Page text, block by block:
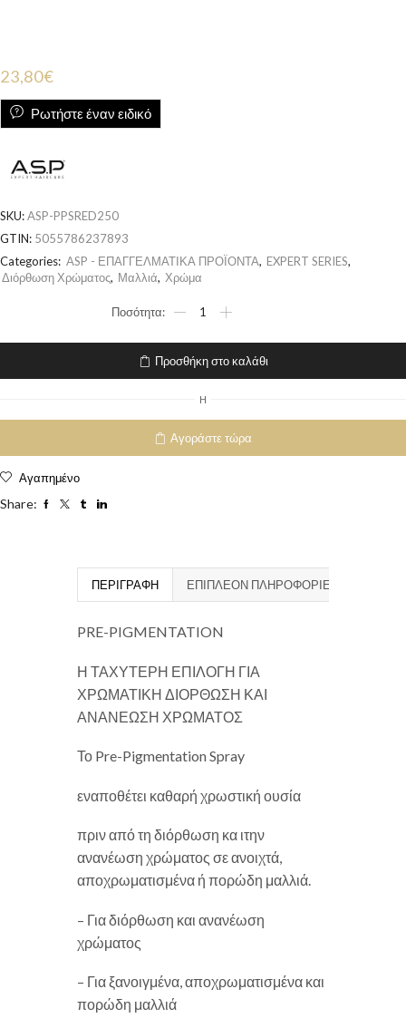
23,80€
Ρωτήστε έναν ειδικό
SKU:ASP-PPSRED250
GTIN: 5055786237893
Categories: ASP - ΕΠΑΓΓΕΛΜΑΤΙΚΑ ΠΡΟΪΟΝΤΑ, EXPERT SERIES,
Διόρθωση Χρώματος, Μαλλιά, Χρώμα
Προσθήκη στο καλάθι
H
Αγοράστε τώρα
Αγαπημένο
Share:
ΠΕΡΙΓΡΑΦΉ ΕΠΙΠΛΈΟΝ ΠΛΗΡΟΦΟΡΊΕΣ
PRE-PIGMENTATION
Η ΤΑΧΥΤΕΡΗ ΕΠΙΛΟΓΗ ΓΙΑ
ΧΡΩΜΑΤΙΚΗ ΔΙΟΡΘΩΣΗ ΚΑΙ
ΑΝΑΝΕΩΣΗ ΧΡΩΜΑΤΟΣ
Το Pre-Pigmentation Spray
εναποθέτει καθαρή χρωστική ουσία
πριν από τη διόρθωση κα ιτην
ανανέωση χρώματος σε ανοιχτά,
αποχρωματισμένα ή πορώδη μαλλιά.
– Για διόρθωση και ανανέωση
χρώματος
– Για ξανοιγμένα, αποχρωματισμένα και
πορώδη μαλλιά